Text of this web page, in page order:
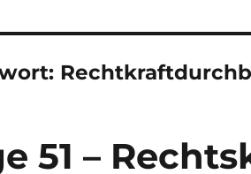
51 –